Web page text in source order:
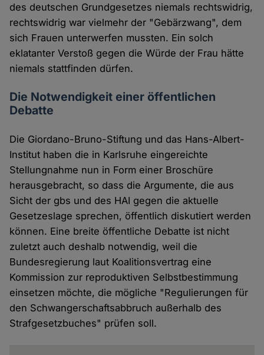
des deutschen Grundgesetzes niemals rechtswidrig,
rechtswidrig war vielmehr der "Gebärzwang", dem
sich Frauen unterwerfen mussten. Ein solch
eklatanter Verstoß gegen die Würde der Frau hätte
niemals stattfinden dürfen.
Die Notwendigkeit einer öffentlichen
Debatte
Die Giordano-Bruno-Stiftung und das Hans-Albert-
Institut haben die in Karlsruhe eingereichte
Stellungnahme nun in Form einer Broschüre
herausgebracht, so dass die Argumente, die aus
Sicht der gbs und des HAI gegen die aktuelle
Gesetzeslage sprechen, öffentlich diskutiert werden
können. Eine breite öffentliche Debatte ist nicht
zuletzt auch deshalb notwendig, weil die
Bundesregierung laut Koalitionsvertrag eine
Kommission zur reproduktiven Selbstbestimmung
einsetzen möchte, die mögliche "Regulierungen für
den Schwangerschaftsabbruch außerhalb des
Strafgesetzbuches" prüfen soll.